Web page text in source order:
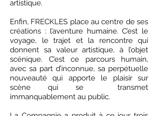
artistique.
Enfin, FRECKLES place au centre de ses
créations : l’aventure humaine. C’est le
voyage, le trajet et la rencontre qui
donnent sa valeur artistique, à l’objet
scénique. C’est ce parcours humain,
avec sa part d’inconnue, sa perpétuelle
nouveauté qui apporte le plaisir sur
scène qui se transmet
immanquablement au public.